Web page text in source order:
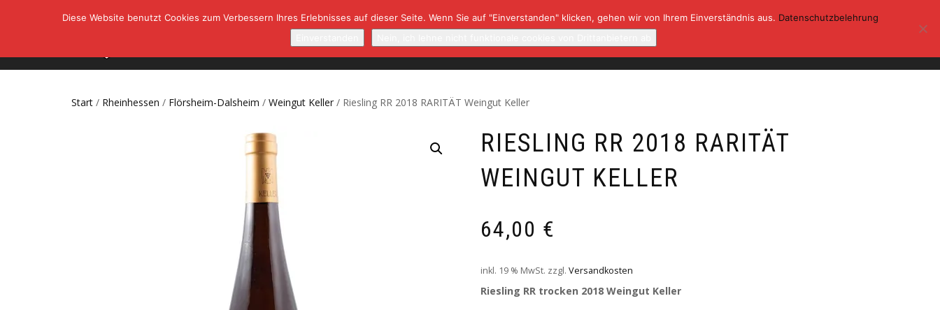
Start / Rheinhessen / Flörsheim-Dalsheim / Weingut Keller / Riesling RR 2018 RARITÄT Weingut Keller
RIESLING RR 2018 RARITÄT
WEINGUT KELLER
64,00 €
inkl. 19 % MwSt. zzgl. Versandkosten
Riesling RR trocken 2018 Weingut Keller
Diese Website benutzt Cookies zum Verbessern Ihres Erlebnisses auf dieser Seite. Wenn Sie auf "Einverstanden" klicken, gehen wir von Ihrem Einverständnis aus. Datenschutzbelehrung